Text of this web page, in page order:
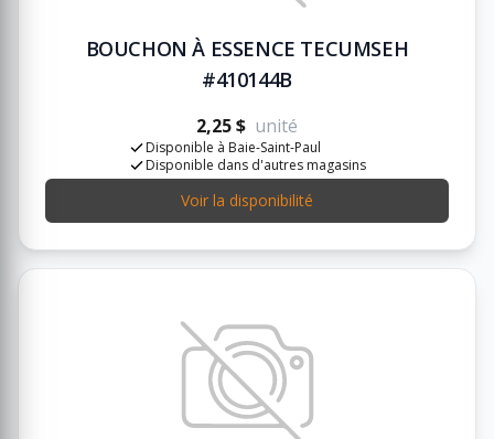
BOUCHON À ESSENCE TECUMSEH
#410144B
2,25 $ unité
Disponible à Baie-Saint-Paul
Disponible dans d'autres magasins
Voir la disponibilité